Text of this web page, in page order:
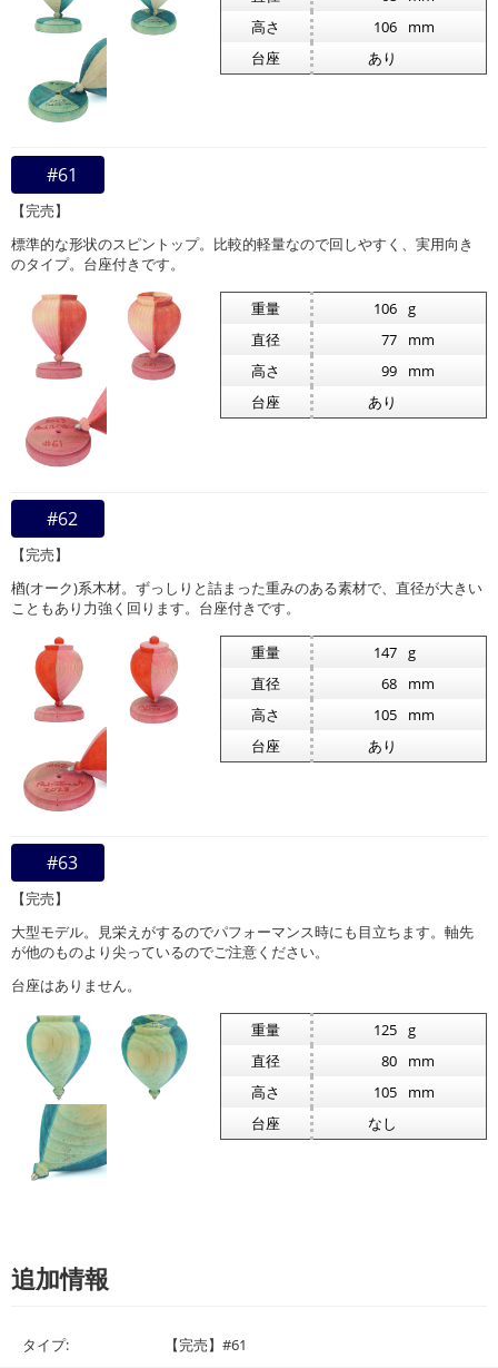
高さ
106
mm
台座
あり
#61
【完売】
標準的な形状のスピントップ。比較的軽量なので回しやすく、実用向き
のタイプ。台座付きです。
重量 106 g
直径
77
mm
高さ
99
mm
台座
あり
#62
【完売】
楢(オーク)系木材。ずっしりと詰まった重みのある素材で、直径が大きい
こともあり力強く回ります。台座付きです。
重量 147 g
直径
68
mm
高さ
105
mm
台座
あり
#63
【完売】
大型モデル。見栄えがするのでパフォーマンス時にも目立ちます。軸先
が他のものより尖っているのでご注意ください。
台座はありません。
重量 125 g
直径
80
mm
高さ
105
mm
台座
なし
追加情報
タイプ: 【完売】#61